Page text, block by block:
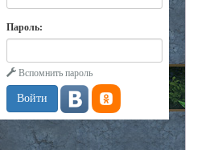
Пароль:
Вспомнить пароль